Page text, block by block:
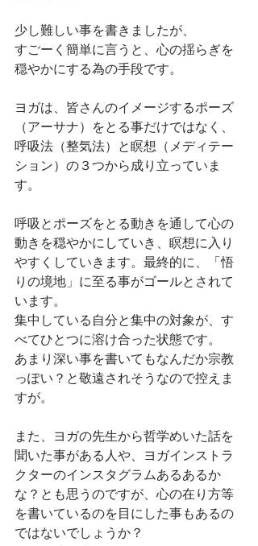
少し難しい事を書きましたが、
すごーく簡単に言うと、心の揺らぎを
穏やかにする為の手段です。
ヨガは、皆さんのイメージするポーズ
（アーサナ）をとる事だけではなく、
呼吸法（整気法）と瞑想（メディテー
ション）の３つから成り立っていま
す。
呼吸とポーズをとる動きを通して心の
動きを穏やかにしていき、瞑想に入り
やすくしていきます。最終的に、「悟
りの境地」に至る事がゴールとされて
います。
集中している自分と集中の対象が、す
べてひとつに溶け合った状態です。
あまり深い事を書いてもなんだか宗教
っぽい？と敬遠されそうなので控えま
すが。
また、ヨガの先生から哲学めいた話を
聞いた事がある人や、ヨガインストラ
クターのインスタグラムあるあるか
な？とも思うのですが、心の在り方等
を書いているのを目にした事もあるの
ではないでしょうか？